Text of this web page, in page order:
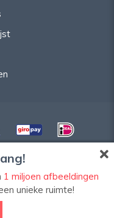
1 miljoen afbeeldingen
unieke ruimte!